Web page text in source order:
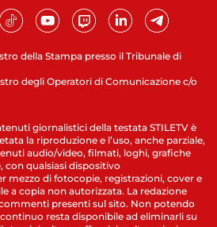
della Stampa presso il Tribunale di
degli Operatori di Comunicazione c/o
giornalistici della testata STILETV è
la riproduzione e l’uso, anche parziale,
audio/video, filmati, loghi, grafiche
con qualsiasi dispositivo
mezzo di fotocopie, registrazioni, cover e
a copia non autorizzata. La redazione
presenti sul sito. Non potendo
resta disponibile ad eliminarli su